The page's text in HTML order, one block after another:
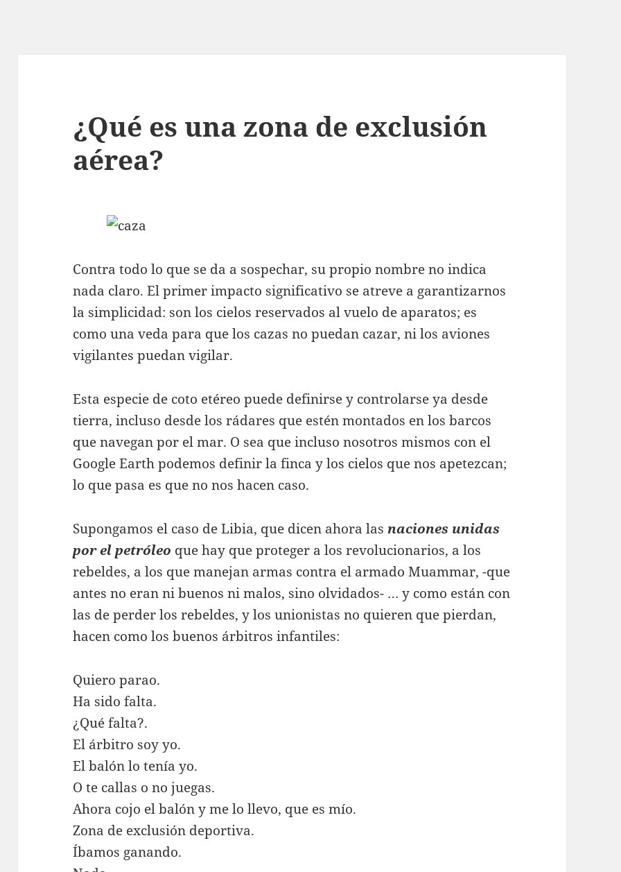
¿Qué es una zona de exclusión
aérea?
Contra todo lo que se da a sospechar, su propio nombre no indica
nada claro. El primer impacto significativo se atreve a garantizarnos
la simplicidad: son los cielos reservados al vuelo de aparatos; es
como una veda para que los cazas no puedan cazar, ni los aviones
vigilantes puedan vigilar.
Esta especie de coto etéreo puede definirse y controlarse ya desde
tierra, incluso desde los rádares que estén montados en los barcos
que navegan por el mar. O sea que incluso nosotros mismos con el
Google Earth podemos definir la finca y los cielos que nos apetezcan;
lo que pasa es que no nos hacen caso.
Supongamos el caso de Libia, que dicen ahora lasnaciones unidas
por el petróleo que hay que proteger a los revolucionarios, a los
rebeldes, a los que manejan armas contra el armado Muammar, -que
antes no eran ni buenos ni malos, sino olvidados- … y como están con
las de perder los rebeldes, y los unionistas no quieren que pierdan,
hacen como los buenos árbitros infantiles:
Quiero parao.
Ha sido falta.
¿Qué falta?.
El árbitro soy yo.
El balón lo tenía yo.
O te callas o no juegas.
Ahora cojo el balón y me lo llevo, que es mío.
Zona de exclusión deportiva.
Íbamos ganando.